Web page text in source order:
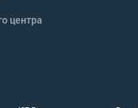
центра